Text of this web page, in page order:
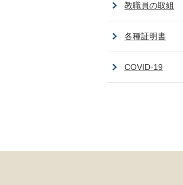
教職員の取組
各種証明書
COVID-19